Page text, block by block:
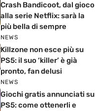
Crash Bandicoot, dal gioco
alla serie Netflix: sarà la
più bella di sempre
NEWS
Killzone non esce più su
PS5: il suo ‘killer’ è già
pronto, fan delusi
NEWS
Giochi gratis annunciati su
PS5: come ottenerli e